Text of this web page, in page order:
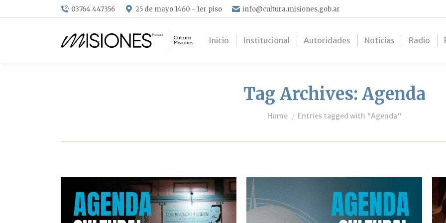
03764 447356 25 de mayo 1460 - 1er piso info@cultura.misiones.gob.ar
Inicio Institucional Autoridades Noticias Radio
Tag Archives: Agenda
You are here:
Home Entries tagged with "Agenda"